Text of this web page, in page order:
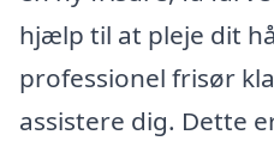
hjælp til at pleje dit
professionel frisør
assistere dig. Dette